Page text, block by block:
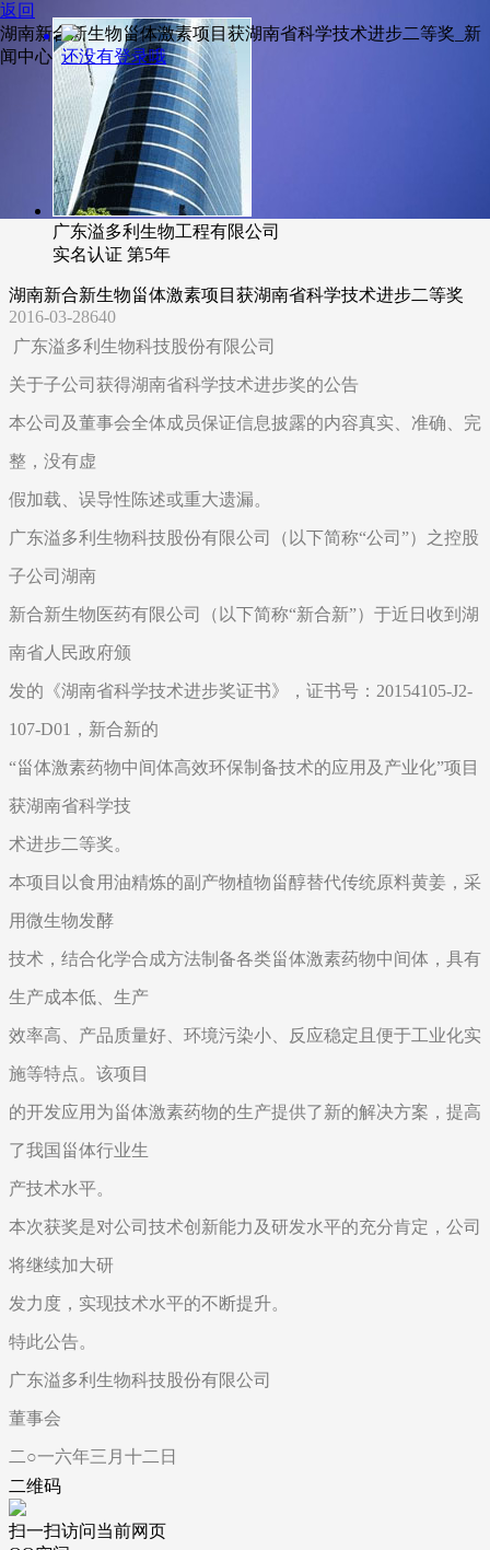
返回
湖南新合新生物甾体激素项目获湖南省科学技术进步二等奖_新
闻中心
广东溢多利生物工程有限公司
实名认证 第5年
湖南新合新生物甾体激素项目获湖南省科学技术进步二等奖
2016-03-28640
广东溢多利生物科技股份有限公司
关于子公司获得湖南省科学技术进步奖的公告
本公司及董事会全体成员保证信息披露的内容真实、准确、完
整，没有虚
假加载、误导性陈述或重大遗漏。
广东溢多利生物科技股份有限公司（以下简称“公司”）之控股
子公司湖南
新合新生物医药有限公司（以下简称“新合新”）于近日收到湖
南省人民政府颁
发的《湖南省科学技术进步奖证书》，证书号：20154105-J2-
107-D01，新合新的
“甾体激素药物中间体高效环保制备技术的应用及产业化”项目
获湖南省科学技
术进步二等奖。
本项目以食用油精炼的副产物植物甾醇替代传统原料黄姜，采
用微生物发酵
技术，结合化学合成方法制备各类甾体激素药物中间体，具有
生产成本低、生产
效率高、产品质量好、环境污染小、反应稳定且便于工业化实
施等特点。该项目
的开发应用为甾体激素药物的生产提供了新的解决方案，提高
了我国甾体行业生
产技术水平。
本次获奖是对公司技术创新能力及研发水平的充分肯定，公司
将继续加大研
发力度，实现技术水平的不断提升。
特此公告。
广东溢多利生物科技股份有限公司
董事会
二○一六年三月十二日
二维码
扫一扫访问当前网页
还没有登录哦